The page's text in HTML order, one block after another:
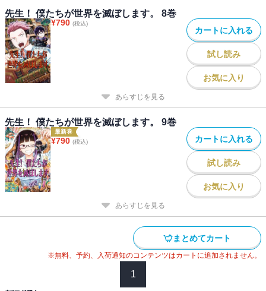
先生！ 僕たちが世界を滅ぼします。 8巻
¥790 (税込)
カートに入れる
試し読み
お気に入り
あらすじを見る
先生！ 僕たちが世界を滅ぼします。 9巻
最新巻
¥790 (税込) カートに入れる
試し読み
お気に入り
あらすじを見る
まとめてカート
※無料、予約、入荷通知のコンテンツはカートに追加されません。
1